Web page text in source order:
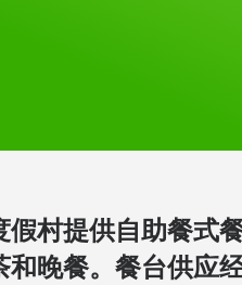
假村提供自助餐式
和晚餐。餐台供应